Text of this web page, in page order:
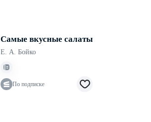
Самые вкусные салаты
Е. А. Бойко
По подписке